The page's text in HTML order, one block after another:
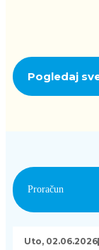
Pogledaj
Proračun
Uto, 02.06.2026